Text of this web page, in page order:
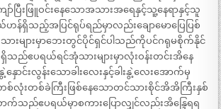
ပြီးဖြူဝင်းနေသောအသားအရေနှင့်သူ့နေရာနှင့်သူ
န်ရှိသည့်အပြင်ရုပ်ရည်မှာလည်းချောမောပြေပြစ်
သားများမှာဘေးတွင်ပိုင်ရှင်ပါသည်ကိုပင်ဂရုမစိုက်နိုင်
သည်ဧပရယ်ရင်အုံသားများမှာလုံးဝန်းတင်းအိနေ
ာင်းလွန်းသောခါးလေးနှင့်ခါးနွဲ့လေးအောက်မှ
တစ်လုံးတစ်ခဲကြီးဖြစ်နေသောတင်သားစိုင်အိအိကြီးနှစ်
ာက်သည်ဧပရယ်မှာစကားပြောလျှင်လည်းအိန္ဒြေရရ